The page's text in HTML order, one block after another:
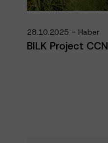
28.10.2025 - Haber
BILK Project CCN